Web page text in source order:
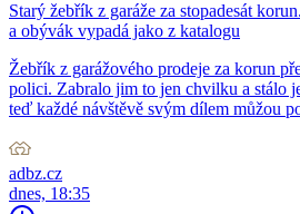
Starý žebřík z garáže za stopadesát
a obývák vypadá jako z katalogu
Žebřík z garážového prodeje za korun
polici. Zabralo jim to jen chvilku a stálo
teď každé návštěvě svým dílem můžou
adbz.cz
dnes, 18:35